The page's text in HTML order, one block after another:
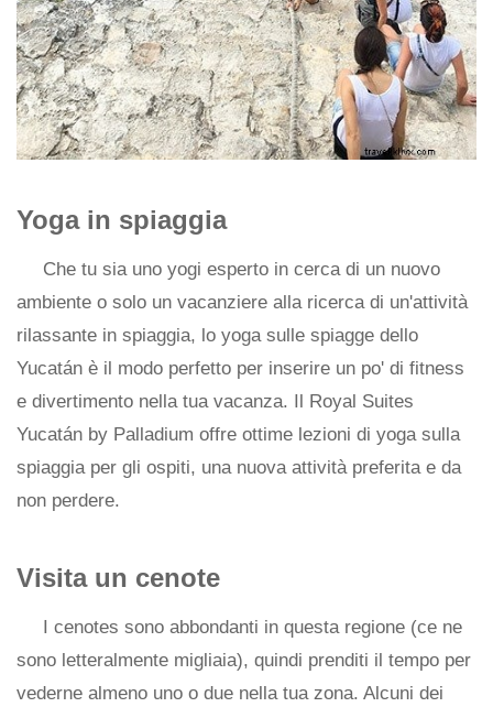
Yoga in spiaggia
Che tu sia uno yogi esperto in cerca di un nuovo
ambiente o solo un vacanziere alla ricerca di un'attività
rilassante in spiaggia, lo yoga sulle spiagge dello
Yucatán è il modo perfetto per inserire un po' di fitness
e divertimento nella tua vacanza. Il Royal Suites
Yucatán by Palladium offre ottime lezioni di yoga sulla
spiaggia per gli ospiti, una nuova attività preferita e da
non perdere.
Visita un cenote
I cenotes sono abbondanti in questa regione (ce ne
sono letteralmente migliaia), quindi prenditi il ​​tempo per
vederne almeno uno o due nella tua zona. Alcuni dei